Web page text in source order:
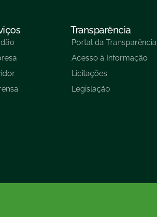
Transparência
Portal da Transparência
Acesso à Informação
Licitações
Legislação